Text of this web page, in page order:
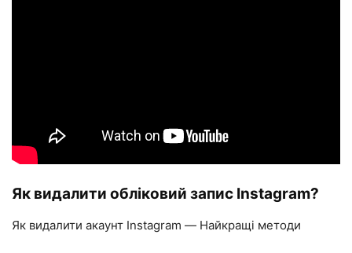
Як видалити обліковий запис Instagram?
Як видалити акаунт Instagram — Найкращі методи